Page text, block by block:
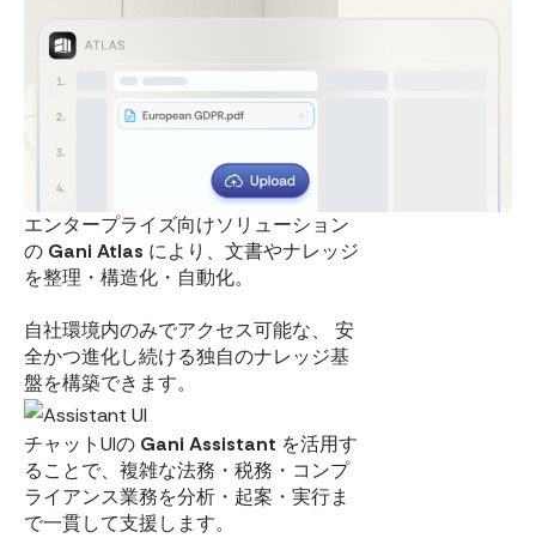
エンタープライズ向けソリューション
の Gani Atlas により、文書やナレッジ
を整理・構造化・自動化。
自社環境内のみでアクセス可能な、 安
全かつ進化し続ける独自のナレッジ基
盤を構築できます。
チャットUIの Gani Assistant を活用す
ることで、複雑な法務・税務・コンプ
ライアンス業務を分析・起案・実行ま
で一貫して支援します。